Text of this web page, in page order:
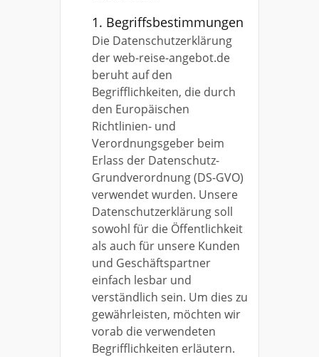
1. Begriffsbestimmungen
Die Datenschutzerklärung
der web-reise-angebot.de
beruht auf den
Begrifflichkeiten, die durch
den Europäischen
Richtlinien- und
Verordnungsgeber beim
Erlass der Datenschutz-
Grundverordnung (DS-GVO)
verwendet wurden. Unsere
Datenschutzerklärung soll
sowohl für die Öffentlichkeit
als auch für unsere Kunden
und Geschäftspartner
einfach lesbar und
verständlich sein. Um dies zu
gewährleisten, möchten wir
vorab die verwendeten
Begrifflichkeiten erläutern.